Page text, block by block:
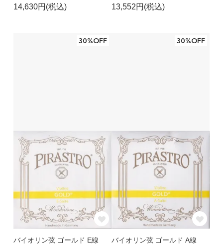
14,630円(税込) 13,552円(税込)
30%OFF
バイオリン弦 ゴールド E線
30%OFF
バイオリン弦 ゴールド A線